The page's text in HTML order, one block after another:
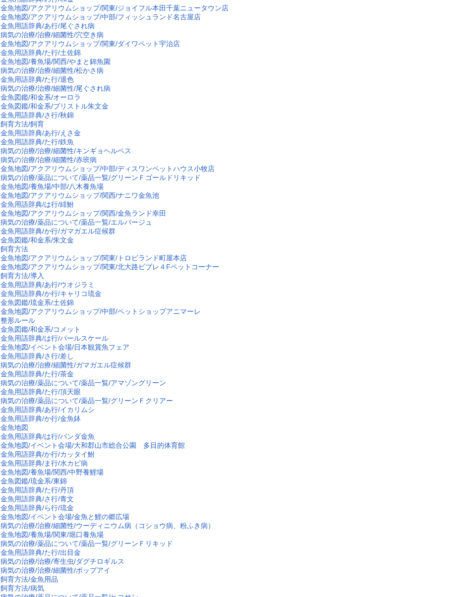
金魚地図/アクアリウムショップ/関東/ジョイフル本田千葉ニュータウン店
金魚地図/アクアリウムショップ/中部/フィッシュランド名古屋店
金魚用語辞典/あ行/尾ぐされ病
病気の治療/治療/細菌性/穴空き病
金魚地図/アクアリウムショップ/関東/ダイワペット宇治店
金魚用語辞典/た行/土佐錦
金魚地図/養魚場/関西/やまと錦魚園
病気の治療/治療/細菌性/松かさ病
金魚用語辞典/た行/退色
病気の治療/治療/細菌性/尾ぐされ病
金魚図鑑/和金系/オーロラ
金魚図鑑/和金系/ブリストル朱文金
金魚用語辞典/さ行/秋錦
飼育方法/飼育
金魚用語辞典/あ行/えさ金
金魚用語辞典/た行/鉄魚
病気の治療/治療/細菌性/キンギョヘルペス
病気の治療/治療/細菌性/赤班病
金魚地図/アクアリウムショップ/中部/ディスワンペットハウス小牧店
病気の治療/薬品について/薬品一覧/グリーンＦゴールドリキッド
金魚地図/養魚場/中部/八木養魚場
金魚地図/アクアリウムショップ/関西/ナニワ金魚池
金魚用語辞典/は行/緋鮒
金魚地図/アクアリウムショップ/関西/金魚ランド幸田
病気の治療/薬品について/薬品一覧/エルバージュ
金魚用語辞典/か行/ガマガエル症候群
金魚図鑑/和金系/朱文金
飼育方法
金魚地図/アクアリウムショップ/関東/トロピランド町屋本店
金魚地図/アクアリウムショップ/関東/北大路ビブレ４Fペットコーナー
飼育方法/導入
金魚用語辞典/あ行/ウオジラミ
金魚用語辞典/か行/キャリコ琉金
金魚図鑑/琉金系/土佐錦
金魚地図/アクアリウムショップ/中部/ペットショップアニマーレ
整形ルール
金魚図鑑/和金系/コメット
金魚用語辞典/は行/パールスケール
金魚地図/イベント会場/日本観賞魚フェア
金魚用語辞典/さ行/差し
病気の治療/治療/細菌性/ガマガエル症候群
金魚用語辞典/た行/茶金
病気の治療/薬品について/薬品一覧/アマゾングリーン
金魚用語辞典/た行/頂天眼
病気の治療/薬品について/薬品一覧/グリーンＦクリアー
金魚用語辞典/あ行/イカリムシ
金魚用語辞典/か行/金魚鉢
金魚地図
金魚用語辞典/は行/パンダ金魚
金魚地図/イベント会場/大和郡山市総合公園 多目的体育館
金魚用語辞典/か行/カッタイ鮒
金魚用語辞典/ま行/水カビ病
金魚地図/養魚場/関西/中野養鯉場
金魚図鑑/琉金系/東錦
金魚用語辞典/た行/丹頂
金魚用語辞典/さ行/青文
金魚用語辞典/ら行/琉金
金魚地図/イベント会場/金魚と鯉の郷広場
病気の治療/治療/細菌性/ウーディニウム病（コショウ病、粉ふき病）
金魚地図/養魚場/関東/堀口養魚場
病気の治療/薬品について/薬品一覧/グリーンＦリキッド
金魚用語辞典/た行/出目金
病気の治療/治療/寄生虫/ダグチロギルス
病気の治療/治療/細菌性/ポップアイ
飼育方法/金魚用品
飼育方法/病気